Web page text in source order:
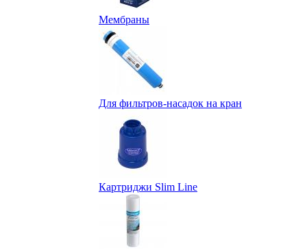
Мембраны
Для фильтров-насадок на кран
Картриджи Slim Line